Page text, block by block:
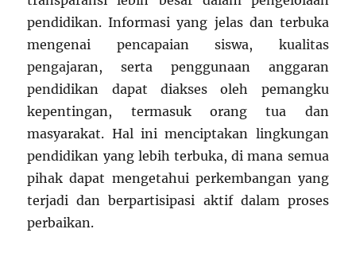
pendidikan. Informasi yang jelas dan terbuka
mengenai pencapaian siswa, kualitas
pengajaran, serta penggunaan anggaran
pendidikan dapat diakses oleh pemangku
kepentingan, termasuk orang tua dan
masyarakat. Hal ini menciptakan lingkungan
pendidikan yang lebih terbuka, di mana semua
pihak dapat mengetahui perkembangan yang
terjadi dan berpartisipasi aktif dalam proses
perbaikan.